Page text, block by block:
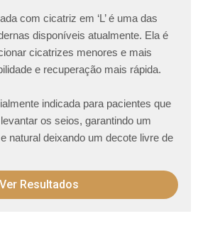
com cicatriz em ‘L’é uma das
disponíveis atualmente. Ela é
cicatrizes menores e mais
e recuperação mais rápida.
indicada para pacientes que
os seios, garantindo um
naturaldeixando um decote livre de
Ver Resultados